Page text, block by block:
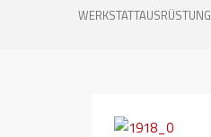
WERKSTATTAUSRÜSTUNG